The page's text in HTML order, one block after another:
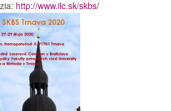
http://www.ilc.sk/skbs/